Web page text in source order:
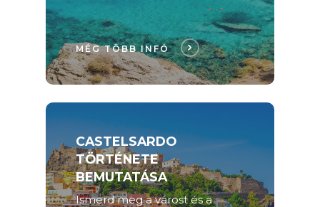
MÉG TÖBB INFÓ
CASTELSARDO
TÖRTÉNETE
BEMUTATÁSA
Ismerd meg a várost és a